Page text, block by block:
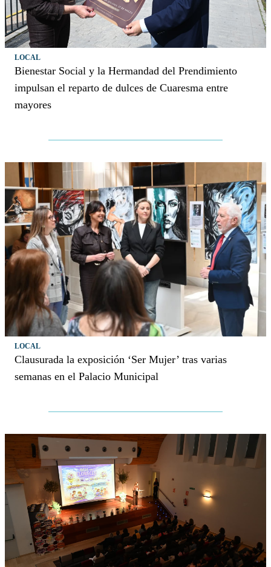
LOCAL
Bienestar Social y la Hermandad del Prendimiento
impulsan el reparto de dulces de Cuaresma entre
mayores
LOCAL
Clausurada la exposición ‘Ser Mujer’ tras varias
semanas en el Palacio Municipal